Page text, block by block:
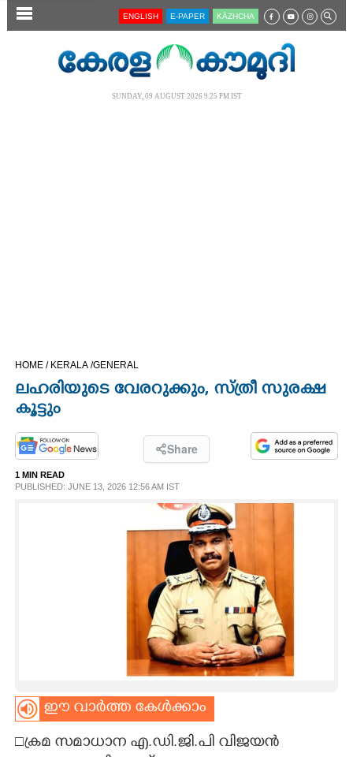
SECTIONS
CINEMA
OPINION
PHOTOS
ENGLISH E-PAPER KĀZHCHA
SUNDAY, 09 AUGUST 2026 9.25 PM IST
HOME / KERALA /GENERAL
ലഹരിയുടെ വേരറുക്കും, സ്ത്രീ സുരക്ഷ
കൂട്ടും
Share
1 MIN READ
PUBLISHED: JUNE 13, 2026 12:56 AM IST
ഈ വാർത്ത കേൾക്കാം
□ക്രമ സമാധാന എ.ഡി.ജി.പി വിജയൻ